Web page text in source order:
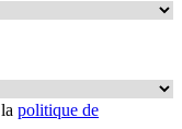
politique de